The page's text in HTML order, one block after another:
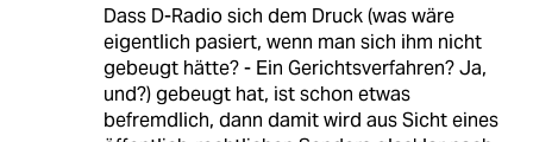
Dass D-Radio sich dem Druck (was wäre
eigentlich pasiert, wenn man sich ihm nicht
gebeugt hätte? - Ein Gerichtsverfahren? Ja,
und?) gebeugt hat, ist schon etwas
befremdlich, dann damit wird aus Sicht eines